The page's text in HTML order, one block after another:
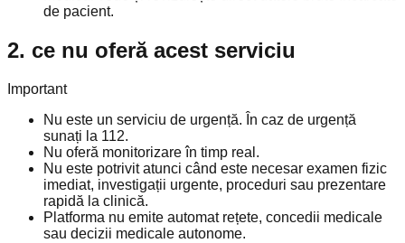
de pacient.
2. ce nu oferă acest serviciu
Important
Nu este un serviciu de urgență. În caz de urgență
sunați la 112.
Nu oferă monitorizare în timp real.
Nu este potrivit atunci când este necesar examen fizic
imediat, investigații urgente, proceduri sau prezentare
rapidă la clinică.
Platforma nu emite automat rețete, concedii medicale
sau decizii medicale autonome.